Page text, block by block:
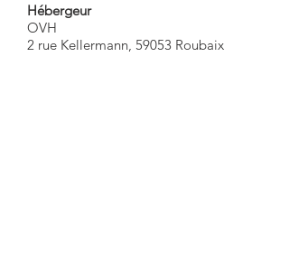
Hébergeur
OVH
2 rue Kellermann, 59053 Roubaix